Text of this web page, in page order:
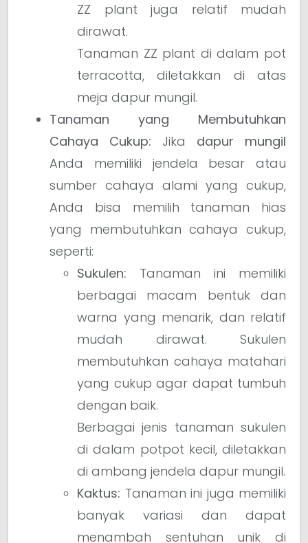
ZZ plant juga relatif mudah
dirawat.
Tanaman ZZ plant di dalam pot
terracotta, diletakkan di atas
meja dapur mungil.
Tanaman yang Membutuhkan
Cahaya Cukup: Jika dapur mungil
Anda memiliki jendela besar atau
sumber cahaya alami yang cukup,
Anda bisa memilih tanaman hias
yang membutuhkan cahaya cukup,
seperti:
Sukulen: Tanaman ini memiliki
berbagai macam bentuk dan
warna yang menarik, dan relatif
mudah dirawat. Sukulen
membutuhkan cahaya matahari
yang cukup agar dapat tumbuh
dengan baik.
Berbagai jenis tanaman sukulen
di dalam potpot kecil, diletakkan
di ambang jendela dapur mungil.
Kaktus: Tanaman ini juga memiliki
banyak variasi dan dapat
menambah sentuhan unik di